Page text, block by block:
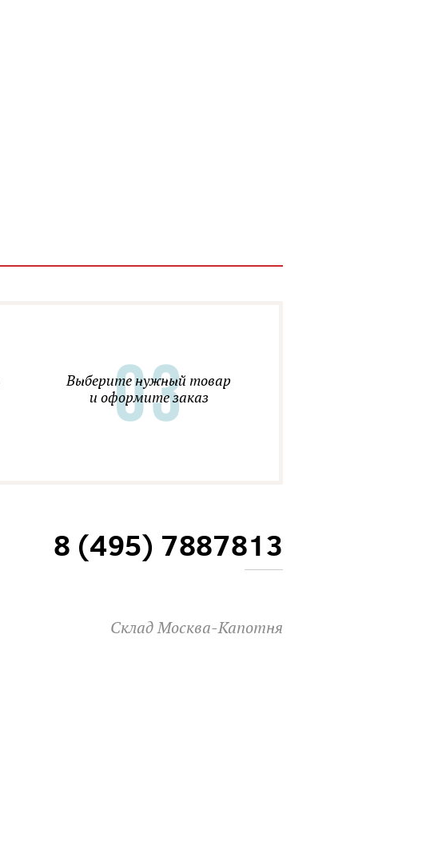
Выберите нужный товар
и оформите заказ
8 (495) 7887813
Склад Москва-Капотня